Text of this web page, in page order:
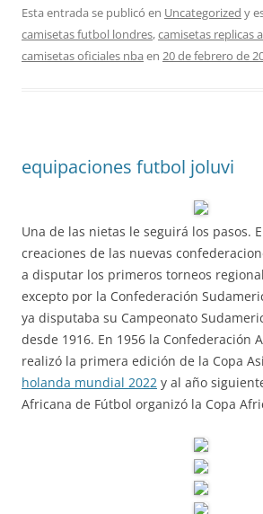
Esta entrada se publicó en Uncategorized y
camisetas futbol londres,camisetas replicas
camisetas oficiales nba en 20 de febrero de
equipaciones futbol joluvi
Una de las nietas le seguirá los pasos.
creaciones de las nuevas
a disputar los primeros torneos
excepto por la Confederación
ya disputaba su Campeonato
desde 1916. En 1956 la Confederación
realizó la primera edición de la Copa
holanda mundial 2022 y al año
Africana de Fútbol organizó la Copa